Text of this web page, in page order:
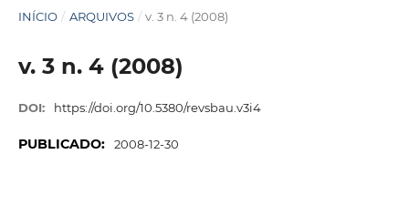
INÍCIO / ARQUIVOS / v. 3 n. 4 (2008)
v. 3 n. 4 (2008)
DOI: https://doi.org/10.5380/revsbau.v3i4
PUBLICADO: 2008-12-30